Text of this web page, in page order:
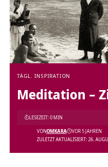
TÄGL. INSPIRATION
Meditation –
ZULETZT AKTUALISIERT: 26.
VONOMKARA VOR 5 JAHREN
LESEZEIT: 0 MIN